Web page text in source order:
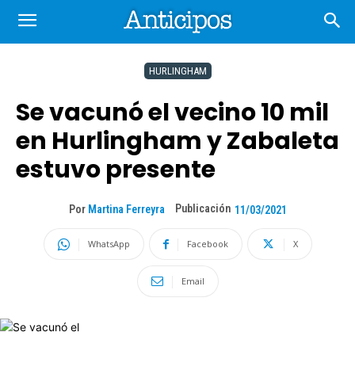
HURLINGHAM
Se vacunó el vecino 10 mil
en Hurlingham y Zabaleta
estuvo presente
Por Martina Ferreyra Publicación 11/03/2021
WhatsApp Facebook X
Email